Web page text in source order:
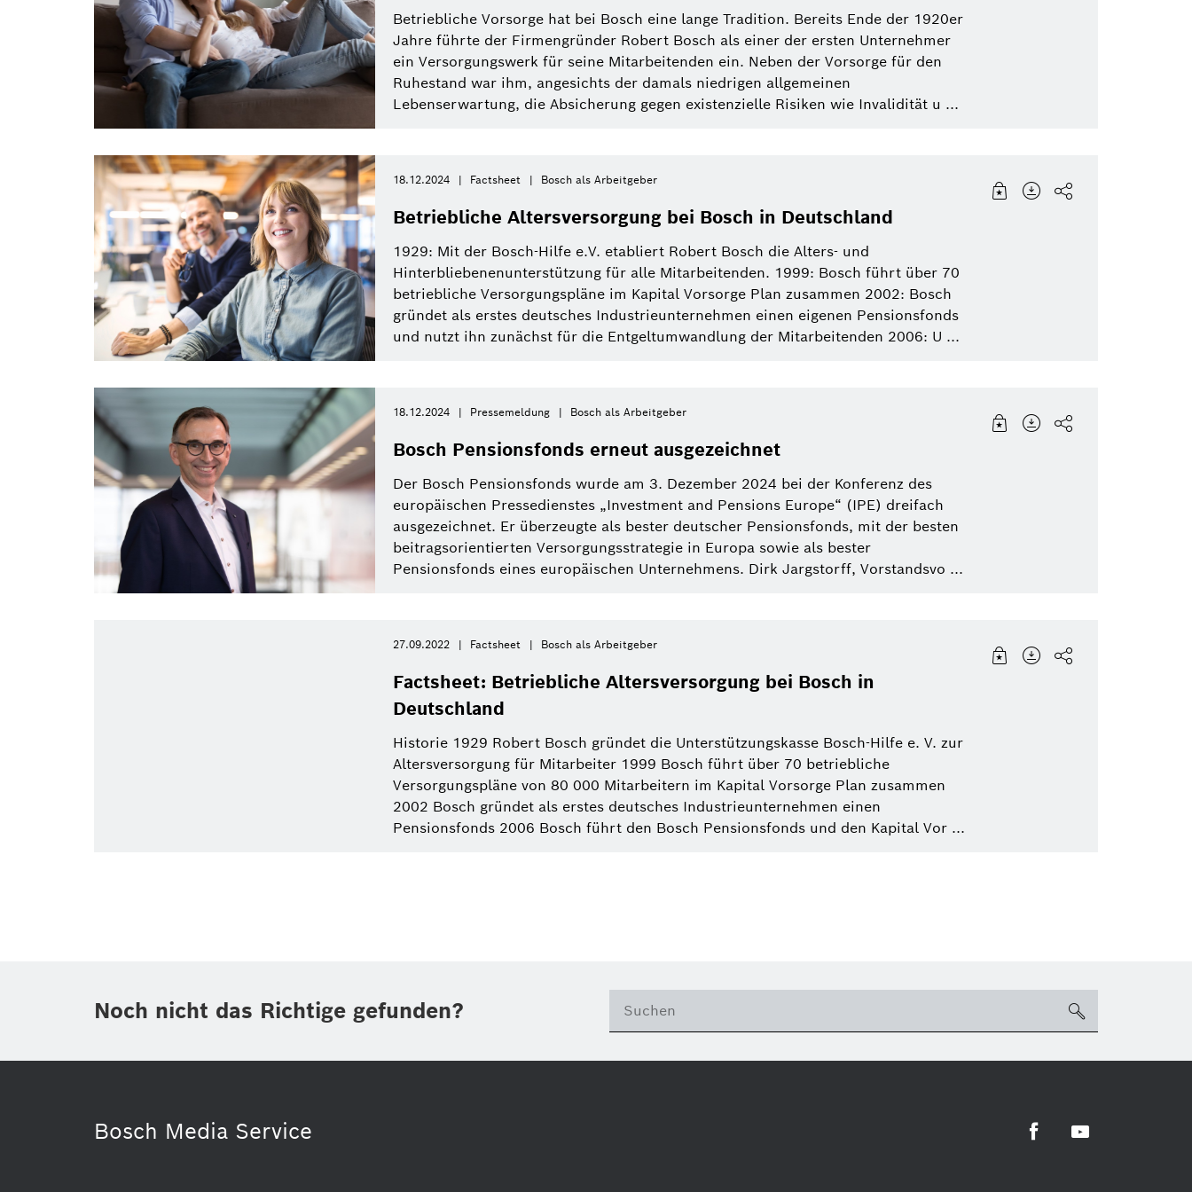
Zeitraum
Medientyp
Nutzfahrzeuge Zweirad Vernetzte Mobilität
Automatisierte Mobilität Industrie 4.0
Künstliche Intelligenz Einkauf und Logistik
Service Solutions Industrial technology
Building Technologies Sensortec
eBike Systems
Diese Woche
Letzte Woche
Diesen Monat
Factsheet Referat Video
Pressemappe Pressemappe
Filter schließen
Bosch Vorsorge Plan Alle Filter zurücksetzen
Betriebliche Vorsorge hat bei Bosch eine lange Tradition. Bereits Ende der 1920er
Jahre führte der Firmengründer Robert Bosch als einer der ersten Unternehmer
ein Versorgungswerk für seine Mitarbeitenden ein. Neben der Vorsorge für den
Ruhestand war ihm, angesichts der damals niedrigen allgemeinen
Lebenserwartung, die Absicherung gegen existenzielle Risiken wie Invalidität u ...
18.12.2024 Factsheet Bosch als Arbeitgeber
Betriebliche Altersversorgung bei Bosch in Deutschland
1929: Mit der Bosch-Hilfe e.V. etabliert Robert Bosch die Alters- und
Hinterbliebenenunterstützung für alle Mitarbeitenden. 1999: Bosch führt über 70
betriebliche Versorgungspläne im Kapital Vorsorge Plan zusammen 2002: Bosch
gründet als erstes deutsches Industrieunternehmen einen eigenen Pensionsfonds
und nutzt ihn zunächst für die Entgeltumwandlung der Mitarbeitenden 2006: U ...
18.12.2024 Pressemeldung Bosch als Arbeitgeber
Bosch Pensionsfonds erneut ausgezeichnet
Der Bosch Pensionsfonds wurde am 3. Dezember 2024 bei der Konferenz des
europäischen Pressedienstes „Investment and Pensions Europe“ (IPE) dreifach
ausgezeichnet. Er überzeugte als bester deutscher Pensionsfonds, mit der besten
beitragsorientierten Versorgungsstrategie in Europa sowie als bester
Pensionsfonds eines europäischen Unternehmens. Dirk Jargstorff, Vorstandsvo ...
27.09.2022 Factsheet Bosch als Arbeitgeber
Factsheet: Betriebliche Altersversorgung bei Bosch in
Deutschland
Historie 1929 Robert Bosch gründet die Unterstützungskasse Bosch-Hilfe e. V. zur
Altersversorgung für Mitarbeiter 1999 Bosch führt über 70 betriebliche
Versorgungspläne von 80 000 Mitarbeitern im Kapital Vorsorge Plan zusammen
2002 Bosch gründet als erstes deutsches Industrieunternehmen einen
Pensionsfonds 2006 Bosch führt den Bosch Pensionsfonds und den Kapital Vor ...
Noch nicht das Richtige gefunden?
Bosch Media Service